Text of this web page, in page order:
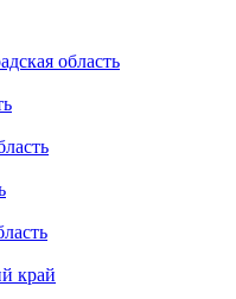
область
край